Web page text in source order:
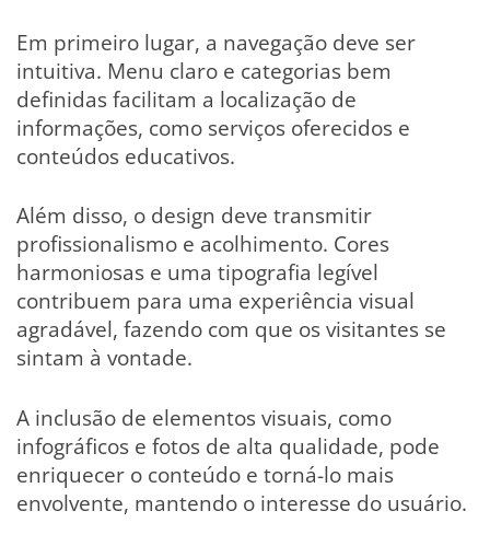
Em primeiro lugar, a navegação deve ser
intuitiva. Menu claro e categorias bem
definidas facilitam a localização de
informações, como serviços oferecidos e
conteúdos educativos.
Além disso, o design deve transmitir
profissionalismo e acolhimento. Cores
harmoniosas e uma tipografia legível
contribuem para uma experiência visual
agradável, fazendo com que os visitantes se
sintam à vontade.
A inclusão de elementos visuais, como
infográficos e fotos de alta qualidade, pode
enriquecer o conteúdo e torná-lo mais
envolvente, mantendo o interesse do usuário.